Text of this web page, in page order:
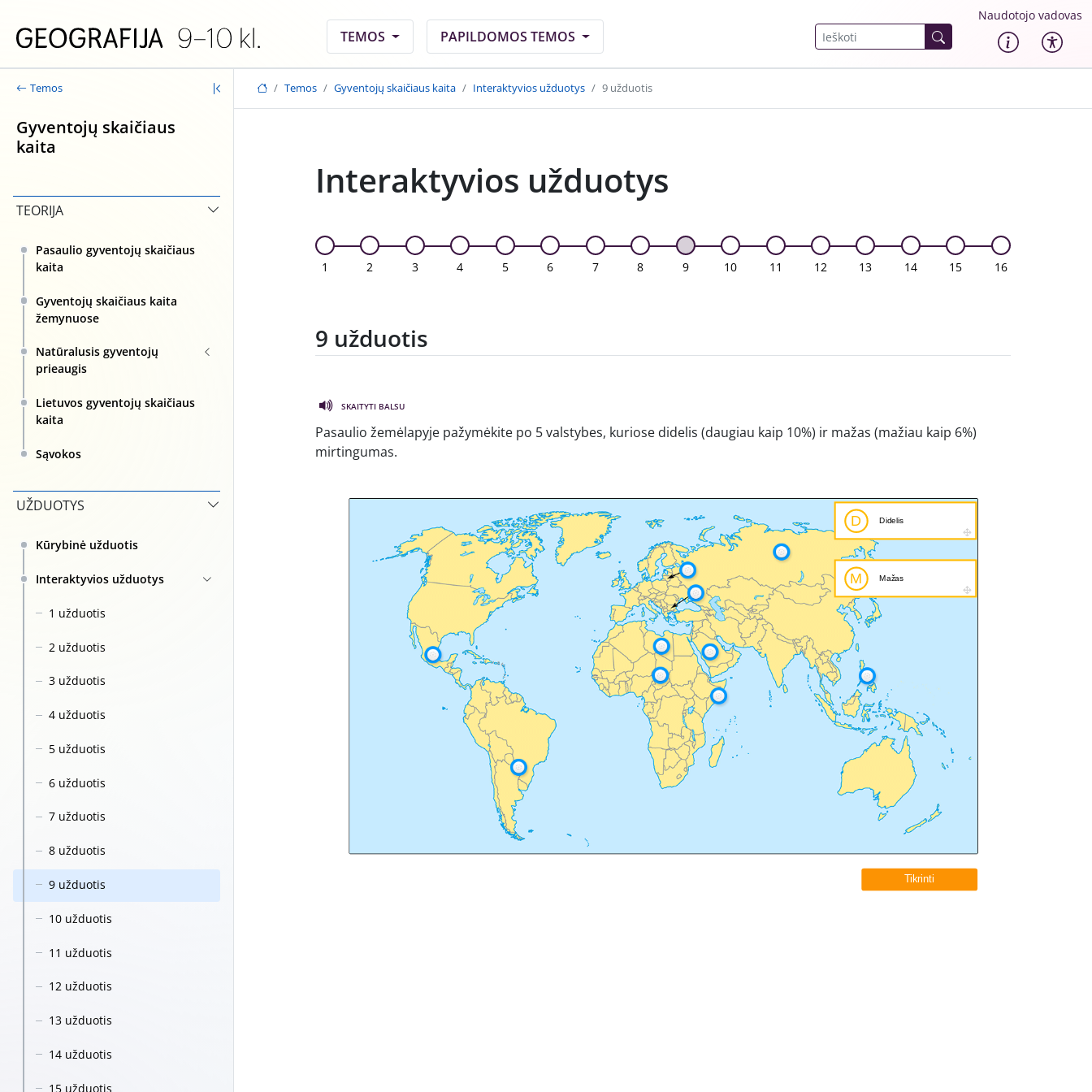
TEMOS
PAPILDOMOS TEMOS
Naudotojo vadovas
Temos
Gyventojų skaičiaus
kaita
TEORIJA
Pasaulio gyventojų skaičiaus
kaita
Gyventojų skaičiaus kaita
žemynuose
Natūralusis gyventojų
prieaugis
Lietuvos gyventojų skaičiaus
kaita
Sąvokos
UŽDUOTYS
Kūrybinė užduotis
Interaktyvios užduotys
1 užduotis
2 užduotis
3 užduotis
4 užduotis
5 užduotis
6 užduotis
7 užduotis
8 užduotis
9 užduotis
10 užduotis
11 užduotis
12 užduotis
13 užduotis
14 užduotis
15 užduotis
Temos Gyventojų skaičiaus kaita Interaktyvios užduotys 9 užduotis
Interaktyvios užduotys
1 2 3 4 5 6 7 8 9 10 11 12 13 14 15 16
9 užduotis
SKAITYTI BALSU
Pasaulio žemėlapyje pažymėkite po 5 valstybes, kuriose didelis (daugiau kaip 10%) ir mažas (mažiau kaip 6%)
mirtingumas.